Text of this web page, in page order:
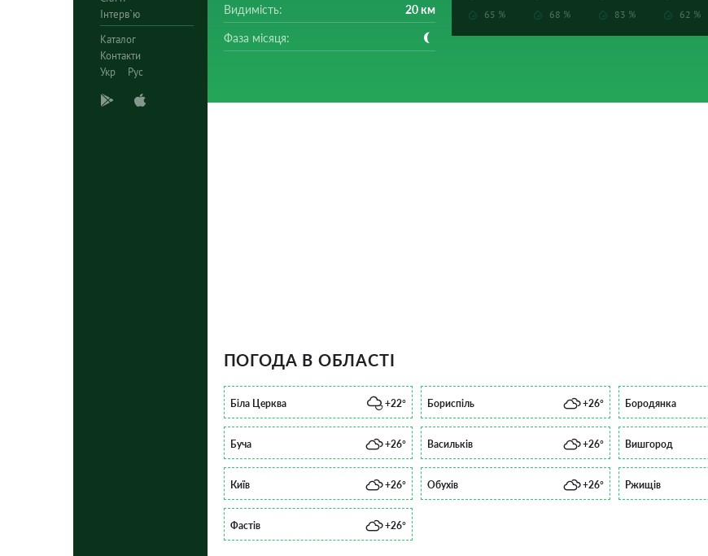
Інтерв`ю
Каталог
Контакти
Укр
Рус
Видимість: 20 км
Фаза місяця:
65 %
68 %
83 %
62 %
ПОГОДА В ОБЛАСТІ
Біла Церква +22° Бориспіль +26° Бородянка
Буча +26° Васильків +26° Вишгород
Київ +26° Обухів +26° Ржищів
Фастів +26°